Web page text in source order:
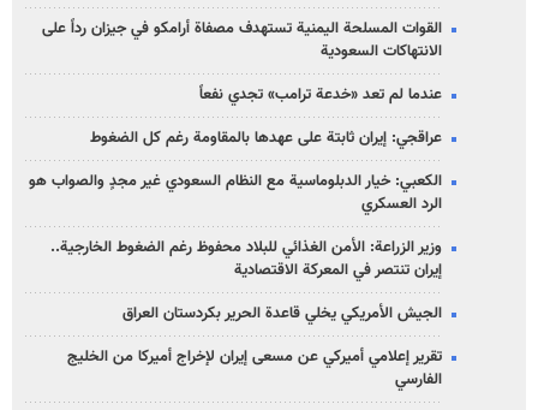
القوات المسلحة اليمنية تستهدف مصفاة أرامكو في جيزان رداً على
الانتهاكات السعودية
عندما لم تعد «خدعة ترامب» تجدي نفعاً
عراقجي: إيران ثابتة على عهدها بالمقاومة رغم كل الضغوط
الكعبي: خيار الدبلوماسية مع النظام السعودي غير مجدٍ والصواب هو
الرد العسكري
وزير الزراعة: الأمن الغذائي للبلاد محفوظ رغم الضغوط الخارجية..
إيران تنتصر في المعركة الاقتصادية
الجيش الأمريكي يخلي قاعدة الحرير بكردستان العراق
تقرير إعلامي أميركي عن مسعى إيران لإخراج أميركا من الخليج
الفارسي